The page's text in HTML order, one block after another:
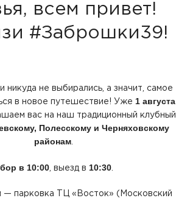
всем привет!
#Заброшки39!
никуда не выбирались, а значит, самое
в новое путешествие! Уже 1 августа
вас на наш традиционный клубный
Полесскому и Черняховскому
районам
в 10:00 , выезд в 10:30
— парковка ТЦ «Восток» (Московский